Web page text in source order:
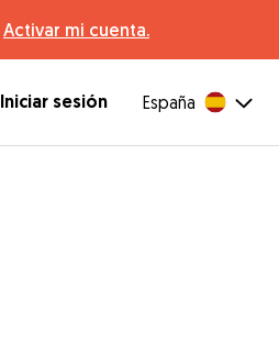
Activar mi cuenta.
Iniciar sesión España